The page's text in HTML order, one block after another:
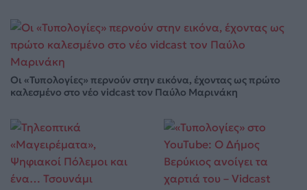
Οι «Τυπολογίες» περνούν στην εικόνα, έχοντας ως πρώτο
καλεσμένο στο νέο vidcast τον Παύλο Μαρινάκη